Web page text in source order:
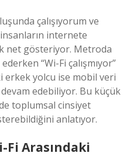
çalışıyorum ve
internete
net gösteriyor. Metroda
“Wi-Fi çalışmıyor”
erkek yolcu ise mobil veri
edebiliyor. Bu küçük
toplumsal cinsiyet
anlatıyor.
Fi Arasındaki